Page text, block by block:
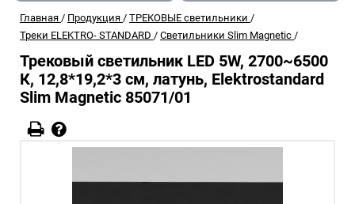
Главная / Продукция / ТРЕКОВЫЕ светильники /
Треки ELEKTRO- STANDARD / Светильники Slim Magnetic /
Трековый светильник LED 5W, 2700~6500
К, 12,8*19,2*3 см, латунь, Elektrostandard
Slim Magnetic 85071/01